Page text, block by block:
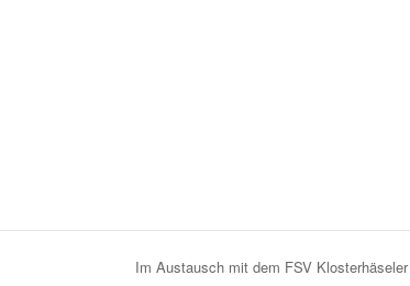
Im Austausch mit dem FSV Klosterhäseler